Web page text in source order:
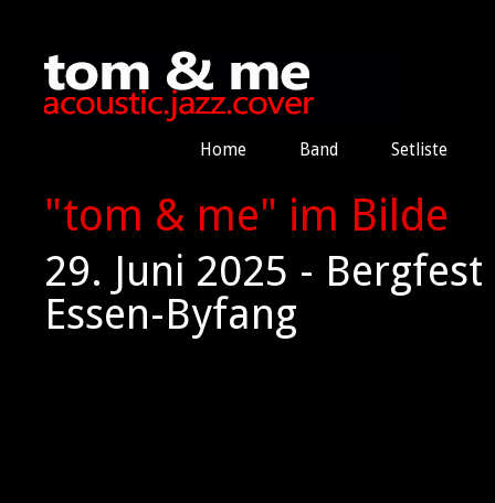
Home Band Setliste
"tom & me" im Bilde
29. Juni 2025 -
Essen-Byfang